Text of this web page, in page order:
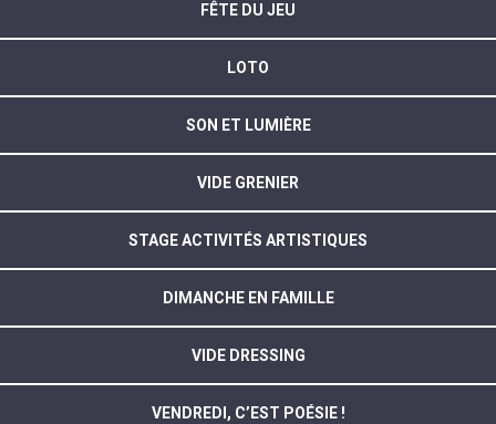
FÊTE DU JEU
LOTO
SON ET LUMIÈRE
VIDE GRENIER
STAGE ACTIVITÉS ARTISTIQUES
DIMANCHE EN FAMILLE
VIDE DRESSING
VENDREDI, C’EST POÉSIE !